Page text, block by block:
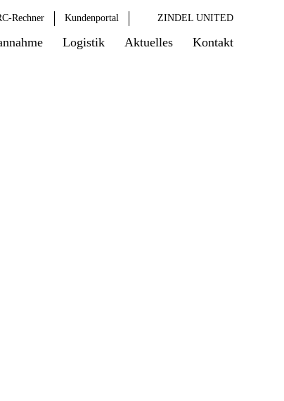
Rechner Kundenportal ZINDEL UNITED
Logistik Aktuelles Kontakt